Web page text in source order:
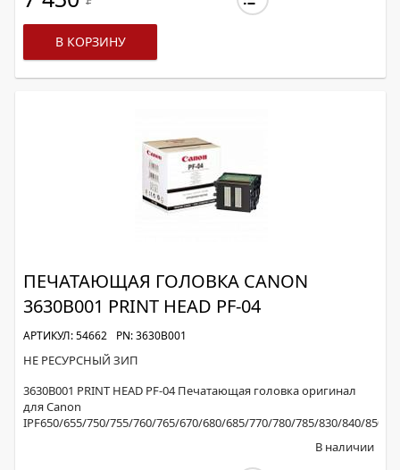
В КОРЗИНУ
ПЕЧАТАЮЩАЯ ГОЛОВКА CANON
3630B001 PRINT HEAD PF-04
АРТИКУЛ: 54662 PN: 3630B001
НЕ РЕСУРСНЫЙ ЗИП
3630B001 PRINT HEAD PF-04 Печатающая головка оригинал
для Canon
IPF650/655/750/755/760/765/670/680/685/770/780/785/830/840/850
В наличии